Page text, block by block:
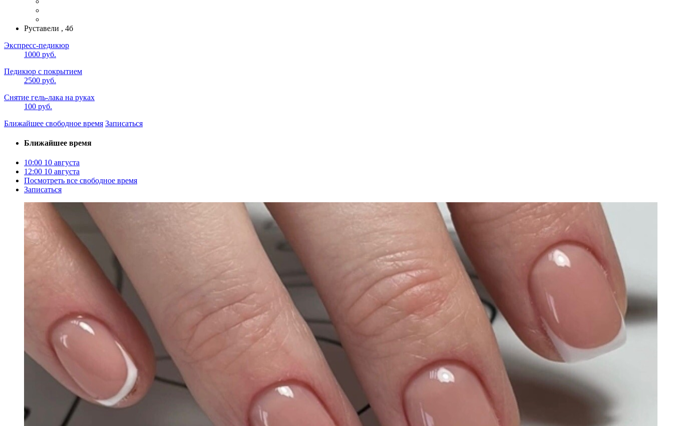
Руставели , 4б
Экспресс-педикюр
1000 руб.
Педикюр с покрытием
2500 руб.
Снятие гель-лака на руках
100 руб.
Ближайшее свободное время Записаться
Ближайшее время
10:00 10 августа
12:00 10 августа
Посмотреть все свободное время
Записаться